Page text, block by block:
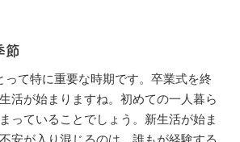
節
って特に重要な時期です。卒業式を終
活が始まりますね。初めての一人暮ら
っていることでしょう。新生活が始ま